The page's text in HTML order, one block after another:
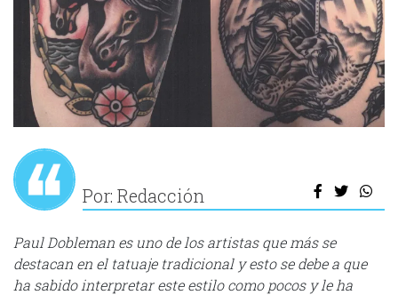
Por: Redacción
Paul Dobleman es uno de los artistas que más se
destacan en el tatuaje tradicional y esto se debe a que
ha sabido interpretar este estilo como pocos y le ha